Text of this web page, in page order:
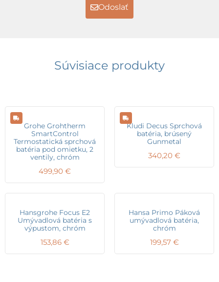
Odoslať
Súvisiace produkty
Grohe Grohtherm
SmartControl
Termostatická sprchová
batéria pod omietku, 2
ventily, chróm
499,90 €
Kludi Decus Sprchová
batéria, brúsený
Gunmetal
340,20 €
Hansgrohe Focus E2
Umývadlová batéria s
výpustom, chróm
153,86 €
Hansa Primo Páková
umývadlová batéria,
chróm
199,57 €